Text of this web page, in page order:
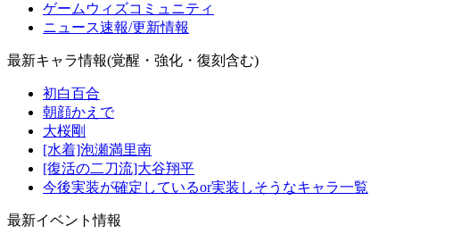
ゲームウィズコミュニティ
ニュース速報/更新情報
最新キャラ情報(覚醒・強化・復刻含む)
初白百合
朝顔かえで
大桜剛
[水着]泡瀬満里南
[復活の二刀流]大谷翔平
今後実装が確定しているor実装しそうなキャラ一覧
最新イベント情報